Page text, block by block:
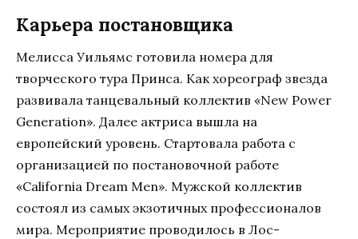
Карьера постановщика
Мелисса Уильямс готовила номера для
творческого тура Принса. Как хореограф звезда
развивала танцевальный коллектив «New Power
Generation». Далее актриса вышла на
европейский уровень. Стартовала работа с
организацией по постановочной работе
«California Dream Men». Мужской коллектив
состоял из самых экзотичных профессионалов
мира. Мероприятие проводилось в Лос-